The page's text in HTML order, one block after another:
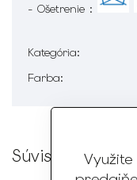
- Ošetrenie :
Kategória:
Farba:
Súvisiaci tovar